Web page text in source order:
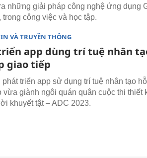
những giải pháp công nghệ ứng dụng
trong công việc và học tập.
VÀ TRUYỀN THÔNG
app dùng trí tuệ nhân
giao tiếp
triển app sử dụng trí tuệ nhân tạo
vừa giành ngôi quán quân cuộc thi thiết
khuyết tật – ADC 2023.